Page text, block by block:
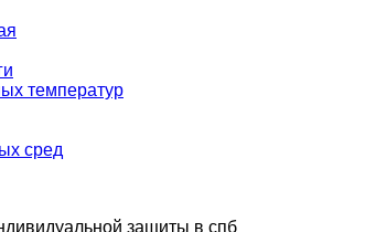
температур
сред